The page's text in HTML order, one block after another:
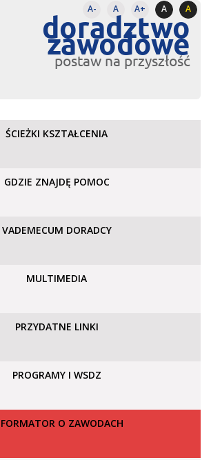
A- A A+ A A
doradztwo
zawodowe
postaw na przyszłość
ŚCIEŻKI KSZTAŁCENIA
GDZIE ZNAJDĘ POMOC
VADEMECUM DORADCY
MULTIMEDIA
PRZYDATNE LINKI
PROGRAMY I WSDZ
O ZAWODACH